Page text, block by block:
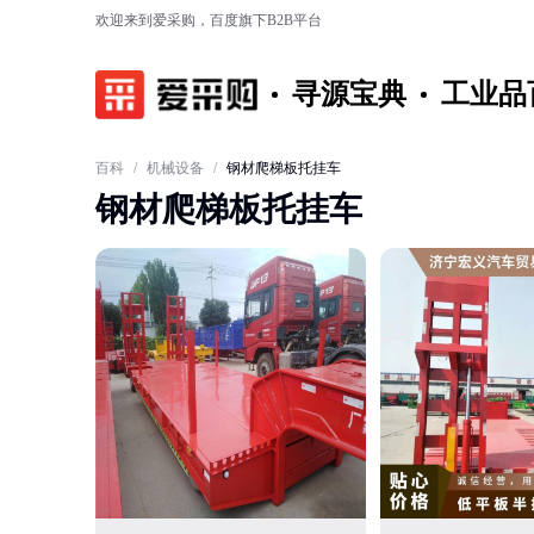
欢迎来到爱采购，百度旗下B2B平台
寻源宝典 工业品
百科 / 机械设备 / 钢材爬梯板托挂车
钢材爬梯板托挂车